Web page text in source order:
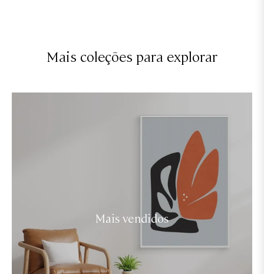
Mais coleções para explorar
Mais vendidos